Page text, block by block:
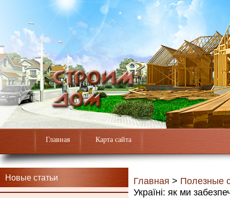
Главная Карта сайта
Новые статьи Главная > Полезные
Україні: як ми